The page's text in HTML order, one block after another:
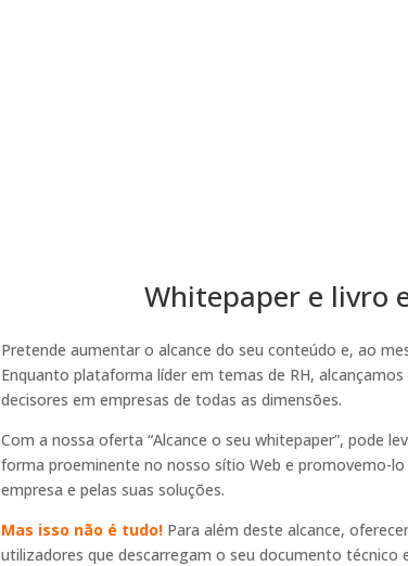
Whitepaper e livro
Pretende aumentar o alcance do seu conteúdo e, ao
Enquanto plataforma líder em temas de RH,
decisores em empresas de todas as dimensões.
Com a nossa oferta “Alcance o seu whitepaper”, pode
forma proeminente no nosso sítio Web e promovemo-
empresa e pelas suas soluções.
Mas isso não é tudo! Para além deste alcance,
utilizadores que descarregam o seu documento